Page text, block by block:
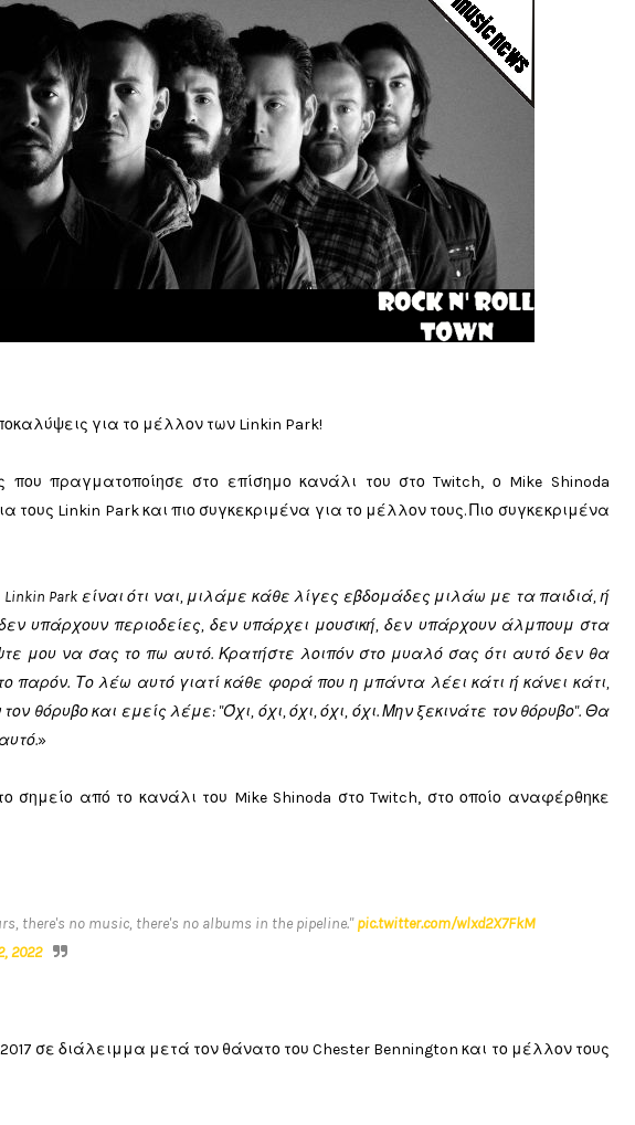
για το μέλλον των Linkin Park!
που πραγματοποίησε στο επίσημο κανάλι του στο Twitch, ο Mike Shinoda
τους Linkin Park και πιο συγκεκριμένα για το μέλλον τους. Πιο συγκεκριμένα
Park είναι ότι ναι, μιλάμε κάθε λίγες εβδομάδες μιλάω με τα παιδιά, ή
υπάρχουν περιοδείες, δεν υπάρχει μουσική, δεν υπάρχουν άλμπουμ στα
μου να σας το πω αυτό. Κρατήστε λοιπόν στο μυαλό σας ότι αυτό δεν θα
παρόν. Το λέω αυτό γιατί κάθε φορά που η μπάντα λέει κάτι ή κάνει κάτι,
θόρυβο και εμείς λέμε: "Όχι, όχι, όχι, όχι, όχι. Μην ξεκινάτε τον θόρυβο". Θα
»
σημείο από το κανάλι του Mike Shinoda στο Twitch, στο οποίο αναφέρθηκε
there's no music, there's no albums in the pipeline."pic.twitter.com/wlxd2X7FkM
2022
σε διάλειμμα μετά τον θάνατο του Chester Bennington και το μέλλον τους